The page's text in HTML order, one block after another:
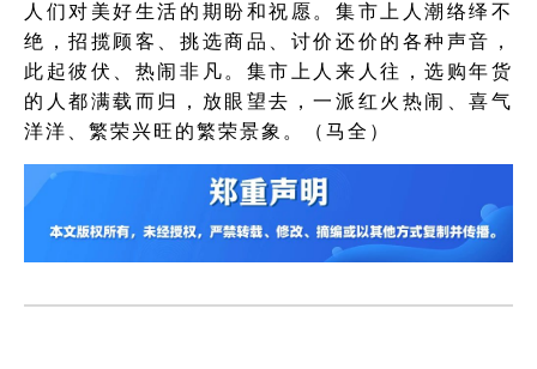
人们对美好生活的期盼和祝愿。集市上人潮络绎不
绝，招揽顾客、挑选商品、讨价还价的各种声音，
此起彼伏、热闹非凡。集市上人来人往，选购年货
的人都满载而归，放眼望去，一派红火热闹、喜气
洋洋、繁荣兴旺的繁荣景象。（马全）